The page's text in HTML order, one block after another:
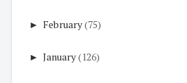
► February(75)
► January(126)